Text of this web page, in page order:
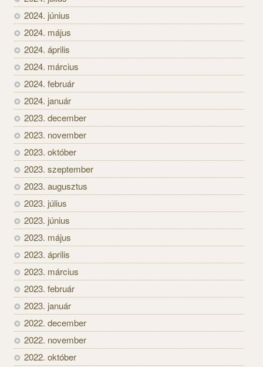
2024. június
2024. május
2024. április
2024. március
2024. február
2024. január
2023. december
2023. november
2023. október
2023. szeptember
2023. augusztus
2023. július
2023. június
2023. május
2023. április
2023. március
2023. február
2023. január
2022. december
2022. november
2022. október